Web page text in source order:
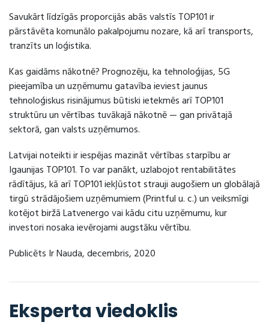
Savukārt līdzīgās proporcijās abās valstīs TOP101 ir
pārstāvēta komunālo pakalpojumu nozare, kā arī transports,
tranzīts un loģistika.
Kas gaidāms nākotnē? Prognozēju, ka tehnoloģijas, 5G
pieejamība un uzņēmumu gatavība ieviest jaunus
tehnoloģiskus risinājumus būtiski ietekmēs arī TOP101
struktūru un vērtības tuvākajā nākotnē — gan privātajā
sektorā, gan valsts uzņēmumos.
Latvijai noteikti ir iespējas mazināt vērtības starpību ar
Igaunijas TOP101. To var panākt, uzlabojot rentabilitātes
rādītājus, kā arī TOP101 iekļūstot strauji augošiem un globālajā
tirgū strādājošiem uzņēmumiem (Printful u. c.) un veiksmīgi
kotējot biržā Latvenergo vai kādu citu uzņēmumu, kur
investori nosaka ievērojami augstāku vērtību.
Publicēts Ir Nauda, decembris, 2020
Eksperta viedoklis